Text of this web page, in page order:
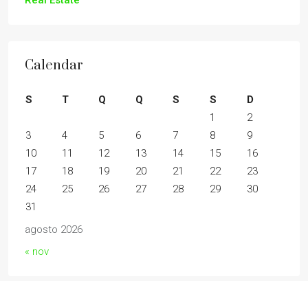
Calendar
agosto 2026
S T Q Q S S
D
1
2
3
4 5 6 7 8
9
10
11 12 13 14 15
16
17
18 19 20 21 22
23
24
25 26 27 28 29
30
31
« nov